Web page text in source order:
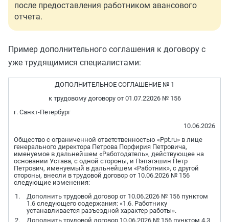
после предоставления работником авансового
отчета.
Пример дополнительного соглашения к договору с
уже трудящимися специалистами:
ДОПОЛНИТЕЛЬНОЕ СОГЛАШЕНИЕ № 1
к трудовому договору от 01.07.22026 № 156
г. Санкт-Петербург
10.06.2026
Общество с ограниченной ответственностью «Ppt.ru» в лице
генерального директора Петрова Порфирия Петровича,
именуемое в дальнейшем «Работодатель», действующее на
основании Устава, с одной стороны, и Пэпэтэшин Петр
Петрович, именуемый в дальнейшем «Работник», с другой
стороны, внесли в трудовой договор от 10.06.2026 № 156
следующие изменения:
Дополнить трудовой договор от 10.06.2026 № 156 пунктом
1.6 следующего содержания: «1.6. Работнику
устанавливается разъездной характер работы».
Дополнить трудовой договор 10.06.2026 № 156 пунктом 4.3